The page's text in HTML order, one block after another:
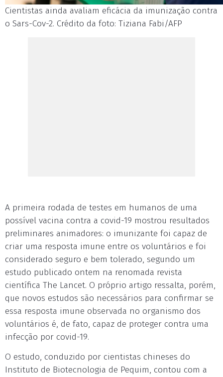
Cientistas ainda avaliam eficácia da imunização contra
o Sars-Cov-2. Crédito da foto: Tiziana Fabi/AFP
A primeira rodada de testes em humanos de uma
possível vacina contra a covid-19 mostrou resultados
preliminares animadores: o imunizante foi capaz de
criar uma resposta imune entre os voluntários e foi
considerado seguro e bem tolerado, segundo um
estudo publicado ontem na renomada revista
científica The Lancet. O próprio artigo ressalta, porém,
que novos estudos são necessários para confirmar se
essa resposta imune observada no organismo dos
voluntários é, de fato, capaz de proteger contra uma
infecção por covid-19.
O estudo, conduzido por cientistas chineses do
Instituto de Biotecnologia de Pequim, contou com a